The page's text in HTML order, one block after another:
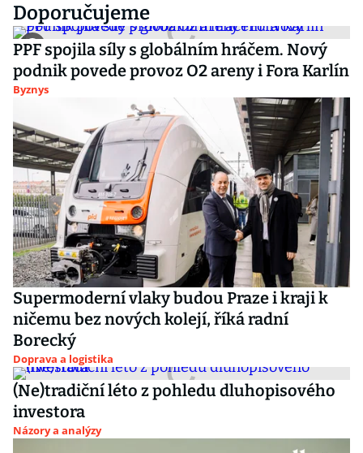
Doporučujeme
PPF spojila síly s globálním hráčem. Nový
podnik povede provoz O2 areny i Fora Karlín
Byznys
Supermoderní vlaky budou Praze i kraji k
ničemu bez nových kolejí, říká radní
Borecký
Doprava a logistika
(Ne)tradiční léto z pohledu dluhopisového
investora
Názory a analýzy